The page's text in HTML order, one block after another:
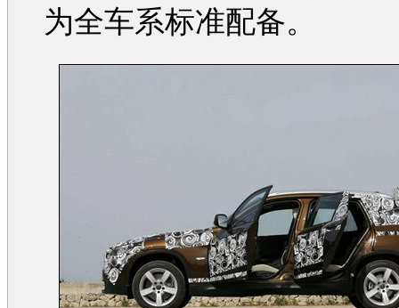
为全车系标准配备。